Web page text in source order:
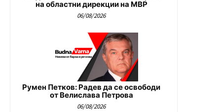
на областни дирекции на МВР
06/08/2026
Румен Петков: Радев да се освободи
от Велислава Петрова
06/08/2026